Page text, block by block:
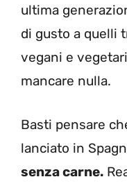
ultima
di gusto a quelli
vegani e
mancare nulla.
Basti pensare
lanciato in
senza carne.